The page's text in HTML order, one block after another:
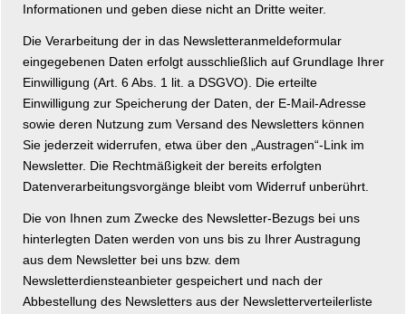
Informationen und geben diese nicht an Dritte weiter.
Die Verarbeitung der in das Newsletteranmeldeformular
eingegebenen Daten erfolgt ausschließlich auf Grundlage Ihrer
Einwilligung (Art. 6 Abs. 1 lit. a DSGVO). Die erteilte
Einwilligung zur Speicherung der Daten, der E-Mail-Adresse
sowie deren Nutzung zum Versand des Newsletters können
Sie jederzeit widerrufen, etwa über den „Austragen“-Link im
Newsletter. Die Rechtmäßigkeit der bereits erfolgten
Datenverarbeitungsvorgänge bleibt vom Widerruf unberührt.
Die von Ihnen zum Zwecke des Newsletter-Bezugs bei uns
hinterlegten Daten werden von uns bis zu Ihrer Austragung
aus dem Newsletter bei uns bzw. dem
Newsletterdiensteanbieter gespeichert und nach der
Abbestellung des Newsletters aus der Newsletterverteilerliste